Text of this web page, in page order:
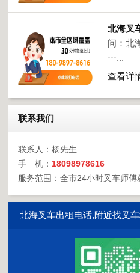
北海叉
问：北
···...
查看详
联系我们
联系人：杨先生
手 机： 18098978616
服务范围：全市24小时叉车师傅
北海叉车出租电话,附近找叉